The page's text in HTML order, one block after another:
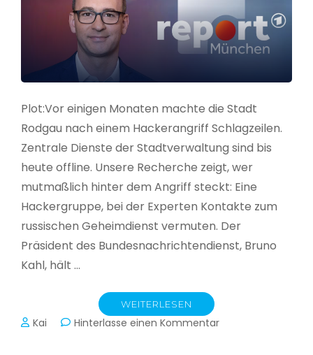
Plot:Vor einigen Monaten machte die Stadt
Rodgau nach einem Hackerangriff Schlagzeilen.
Zentrale Dienste der Stadtverwaltung sind bis
heute offline. Unsere Recherche zeigt, wer
mutmaßlich hinter dem Angriff steckt: Eine
Hackergruppe, bei der Experten Kontakte zum
russischen Geheimdienst vermuten. Der
Präsident des Bundesnachrichtendienst, Bruno
Kahl, hält …
WEITERLESEN
Kai Hinterlasse einen Kommentarzu